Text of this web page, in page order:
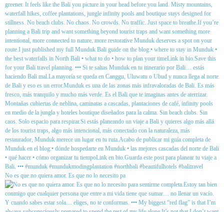
No es que no quiera amor. Es que no lo necesito pa